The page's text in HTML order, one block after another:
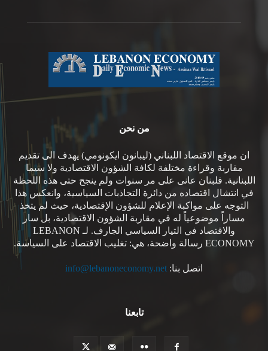
من نحن
ان موقع الاقتصاد اللبناني (ليبانون ايكونومي) يهدف الى تقديم
مقاربة وقراءة مختلفة لكافة الشؤون الاقتصادية ولا سيما
اللبنانية. فلبنان عانى على مر سنوات ولم ينجح حتى هذه اللحظة
في انتشال اقتصاده من دائرة التجاذبات السياسية، وانعكس هذا
التوجه على مواكبة الإعلام للشؤون الإقتصادية، حيث لم يتخذ
مساراً موضوعياً له في مقاربة الشؤون الاقتصادية، بل سار
والاقتصاد في التيار السياسي الجارف. لـ LEBANON
ECONOMY رسالة واضحة، هي: تغليب الاقتصاد على السياسة.
اتصل بنا: info@lebanoneconomy.net
تابعنا